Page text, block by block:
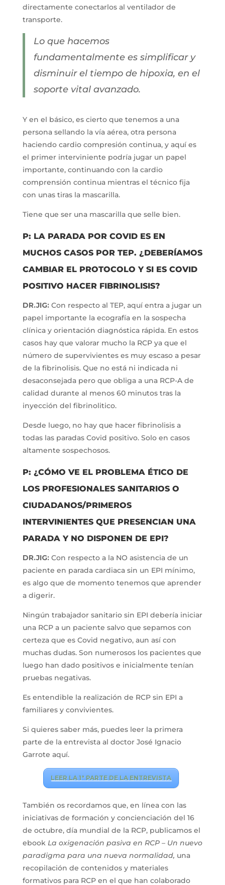
directamente conectarlos al ventilador de
transporte.
Lo que hacemos
fundamentalmente es simplificar y
disminuir el tiempo de hipoxia, en el
soporte vital avanzado.
Y en el básico, es cierto que tenemos a una
persona sellando la vía aérea, otra persona
haciendo cardio compresión continua, y aquí es
el primer interviniente podría jugar un papel
importante, continuando con la cardio
comprensión continua mientras el técnico fija
con unas tiras la mascarilla.
Tiene que ser una mascarilla que selle bien.
P: LA PARADA POR COVID ES EN
MUCHOS CASOS POR TEP. ¿DEBERÍAMOS
CAMBIAR EL PROTOCOLO Y SI ES COVID
POSITIVO HACER FIBRINOLISIS?
DR.JIG: Con respecto al TEP, aquí entra a jugar un
papel importante la ecografía en la sospecha
clínica y orientación diagnóstica rápida. En estos
casos hay que valorar mucho la RCP ya que el
número de supervivientes es muy escaso a pesar
de la fibrinolisis. Que no está ni indicada ni
desaconsejada pero que obliga a una RCP-A de
calidad durante al menos 60 minutos tras la
inyección del fibrinolitico.
Desde luego, no hay que hacer fibrinolisis a
todas las paradas Covid positivo. Solo en casos
altamente sospechosos.
P: ¿CÓMO VE EL PROBLEMA ÉTICO DE
LOS PROFESIONALES SANITARIOS O
CIUDADANOS/PRIMEROS
INTERVINIENTES QUE PRESENCIAN UNA
PARADA Y NO DISPONEN DE EPI?
DR.JIG: Con respecto a la NO asistencia de un
paciente en parada cardiaca sin un EPI mínimo,
es algo que de momento tenemos que aprender
a digerir.
Ningún trabajador sanitario sin EPI debería iniciar
una RCP a un paciente salvo que sepamos con
certeza que es Covid negativo, aun así con
muchas dudas. Son numerosos los pacientes que
luego han dado positivos e inicialmente tenían
pruebas negativas.
Es entendible la realización de RCP sin EPI a
familiares y convivientes.
Si quieres saber más, puedes leer la primera
parte de la entrevista al doctor José Ignacio
Garrote aquí.
LEER LA 1ª PARTE DE LA ENTREVISTA
También os recordamos que, en línea con las
iniciativas de formación y concienciación del 16
de octubre, día mundial de la RCP, publicamos el
ebook La oxigenación pasiva en RCP – Un nuevo
paradigma para una nueva normalidad, una
recopilación de contenidos y materiales
formativos para RCP en el que han colaborado